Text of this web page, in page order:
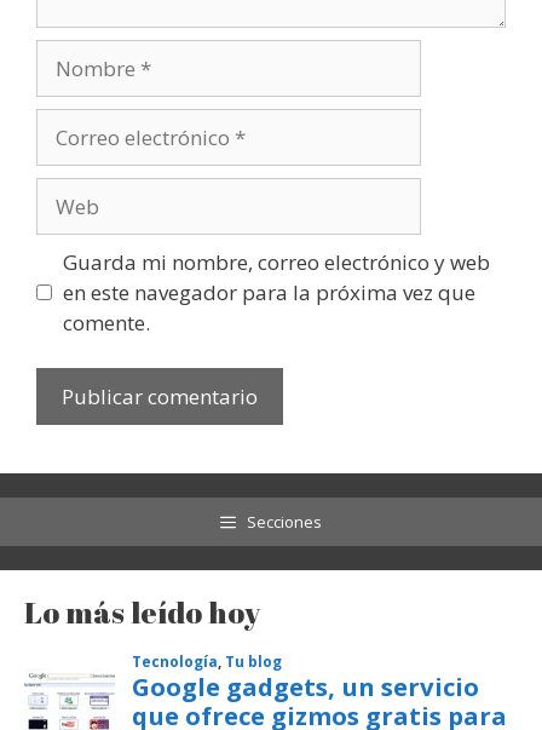
electrónico
Guarda mi nombre, correo electrónico y web
en este navegador para la próxima vez que
comente.
Secciones
Lo más leído hoy